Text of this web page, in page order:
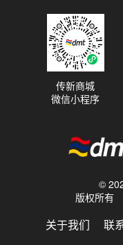
©
版权所有
关于我们 联
传新商城
微信小程序